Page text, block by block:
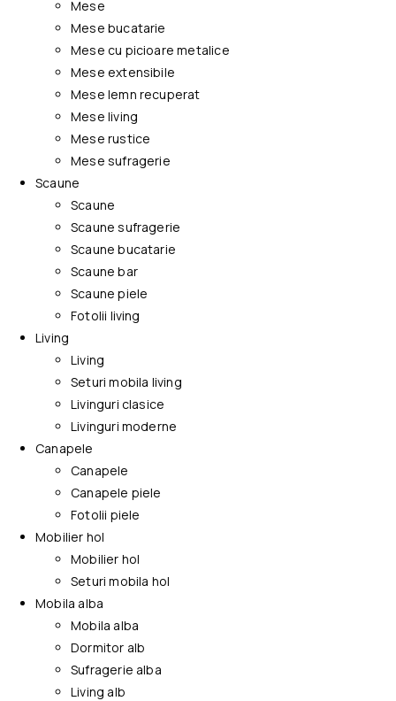
Mese
Mese bucatarie
Mese cu picioare metalice
Mese extensibile
Mese lemn recuperat
Mese living
Mese rustice
Mese sufragerie
Scaune
Scaune
Scaune sufragerie
Scaune bucatarie
Scaune bar
Scaune piele
Fotolii living
Living
Living
Seturi mobila living
Livinguri clasice
Livinguri moderne
Canapele
Canapele
Canapele piele
Fotolii piele
Mobilier hol
Mobilier hol
Seturi mobila hol
Mobila alba
Mobila alba
Dormitor alb
Sufragerie alba
Living alb